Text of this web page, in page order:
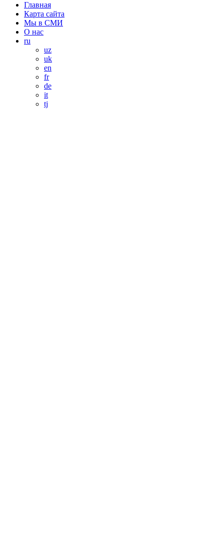
Главная
Карта сайта
Мы в СМИ
О нас
ru
uz
uk
en
fr
de
it
tj